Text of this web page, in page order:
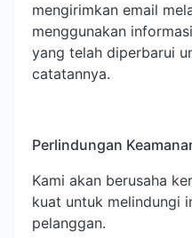
mengirimkan email
menggunakan
yang telah diperbarui
catatannya.
Perlindungan
Kami akan berusaha
kuat untuk melindungi
pelanggan.